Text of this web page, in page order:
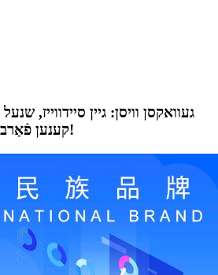
געוואקסן וויסן: גיין סיידווייז,
קענען פֿאַרבעסערן ביין געדיכטקייַט!